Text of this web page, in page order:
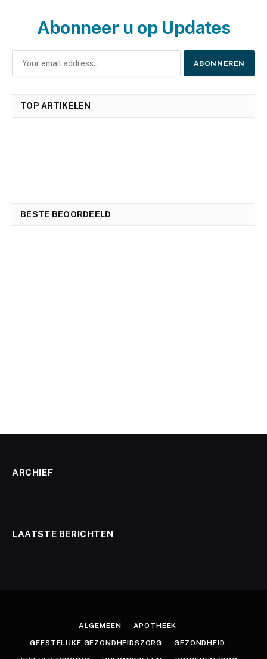
Abonneer u op Updates
TOP ARTIKELEN
BESTE BEOORDEELD
ARCHIEF
LAATSTE BERICHTEN
ALGEMEEN APOTHEEK
GEESTELIJKE GEZONDHEIDSZORG GEZONDHEID